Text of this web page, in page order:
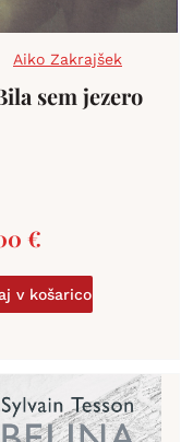
Aiko Zakrajšek
sem jezero
€
v košarico